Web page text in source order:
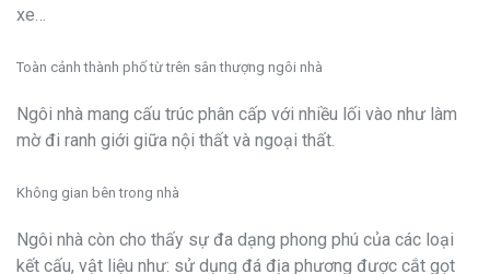
xe…
Toàn cảnh thành phố từ trên sân thượng ngôi nhà
Ngôi nhà mang cấu trúc phân cấp với nhiều lối vào như làm
mờ đi ranh giới giữa nội thất và ngoại thất.
Không gian bên trong nhà
Ngôi nhà còn cho thấy sự đa dạng phong phú của các loại
kết cấu, vật liệu như: sử dụng đá địa phương được cắt gọt